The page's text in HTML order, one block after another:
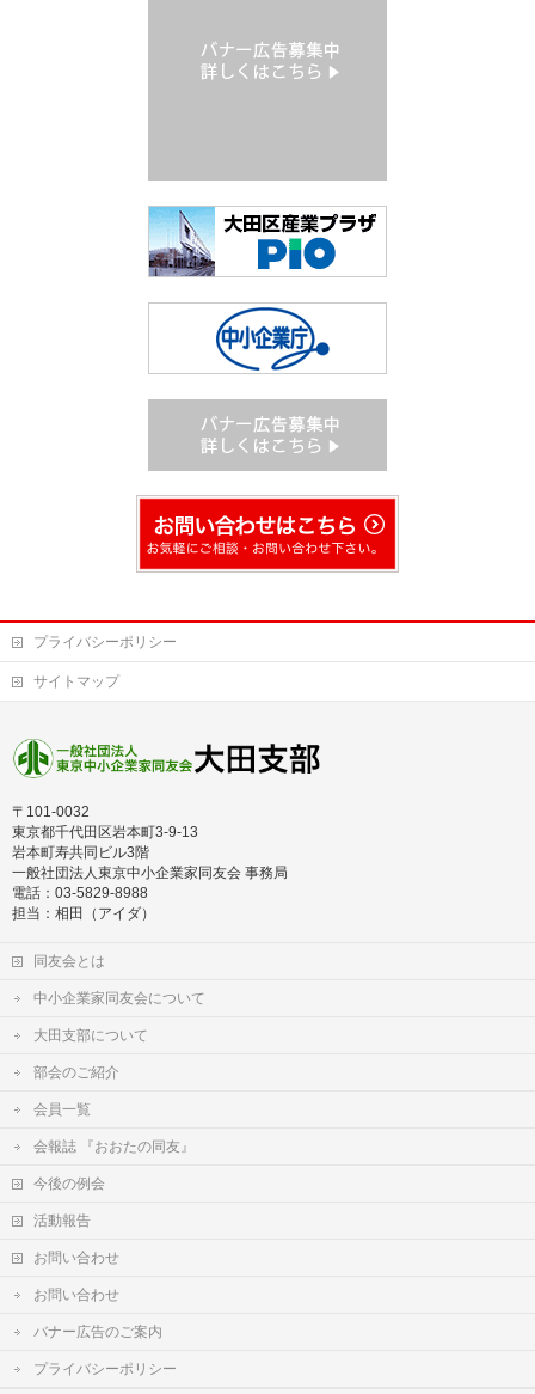
プライバシーポリシー
サイトマップ
〒101-0032
東京都千代田区岩本町3-9-13
岩本町寿共同ビル3階
一般社団法人東京中小企業家同友会 事務局
電話：03-5829-8988
担当：相田（アイダ）
同友会とは
中小企業家同友会について
大田支部について
部会のご紹介
会員一覧
会報誌 『おおたの同友』
今後の例会
活動報告
お問い合わせ
お問い合わせ
バナー広告のご案内
プライバシーポリシー